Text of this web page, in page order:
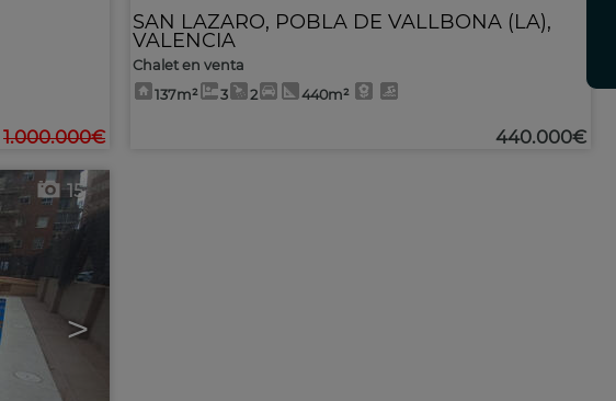
1.000.000€
SAN LAZARO, POBLA DE VALLBONA (LA),
VALENCIA
Chalet en venta
137m²
3 2 440m²
440.000€
>
15